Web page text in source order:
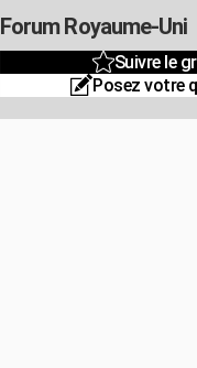
Forum Royaume-Uni
Suivre le
Posez votre